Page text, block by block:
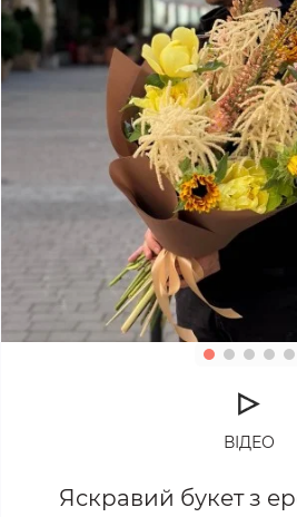
ВІДЕО
Яскравий букет з